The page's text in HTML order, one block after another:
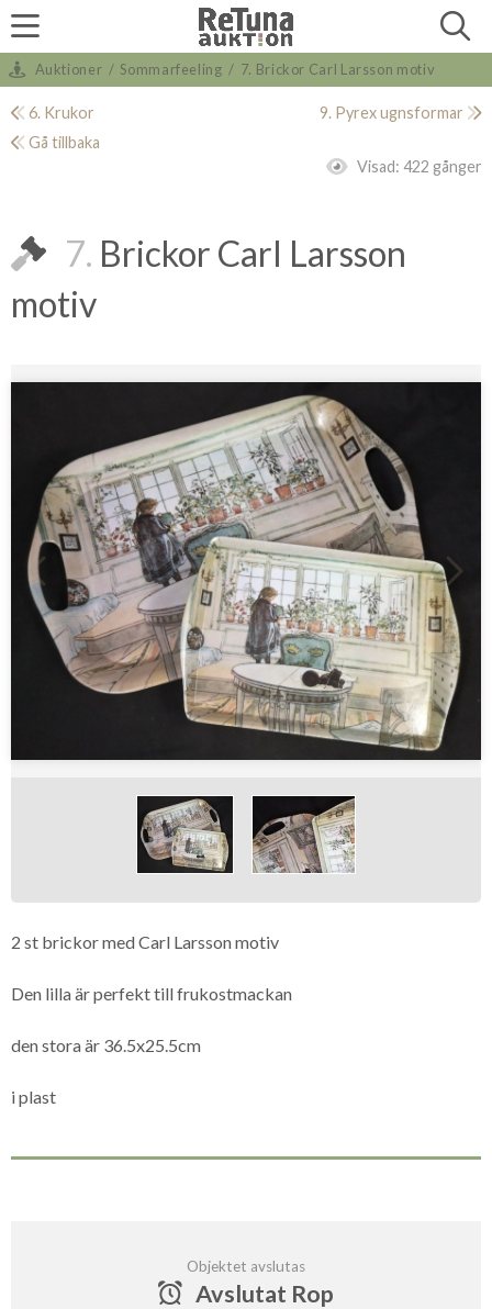
Auktioner / Sommarfeeling / 7. Brickor Carl Larsson motiv
6. Krukor
9. Pyrex ugnsformar
Gå tillbaka
Visad: 422 gånger
7. Brickor Carl Larsson
motiv
2 st brickor med Carl Larsson motiv
Den lilla är perfekt till frukostmackan
den stora är 36.5x25.5cm
i plast
Objektet avslutas
Avslutat Rop